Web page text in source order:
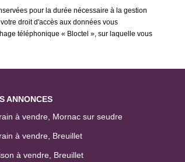
pour la durée nécessaire à la gestion
droit d'accès aux données vous
téléphonique « Bloctel », sur laquelle vous
ANNONCES
à vendre, Mornac sur seudre
à vendre, Breuillet
à vendre, Breuillet